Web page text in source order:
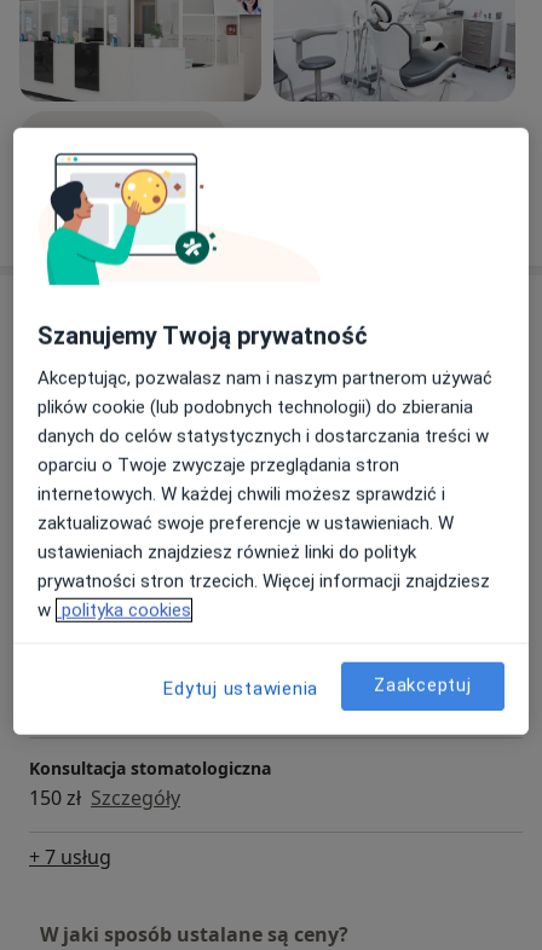
Konsultacja stomatologiczna
(pierwsza wizyta)
250 zł Szczegóły
Umów wizytę
Chirurgia stomatologiczna
Od 180 zł Szczegóły Umów wizytę
Stomatologia zachowawcza
Od 250 zł Szczegóły Umów wizytę
Szczegóły
Konsultacja stomatologiczna
150 zł Szczegóły
+ 7 usług
W jaki sposób ustalane są ceny?
Szanujemy Twoją prywatność
Akceptując, pozwalasz nam i naszym partnerom używać
plików cookie (lub podobnych technologii) do zbierania
danych do celów statystycznych i dostarczania treści w
oparciu o Twoje zwyczaje przeglądania stron
internetowych. W każdej chwili możesz sprawdzić i
zaktualizować swoje preferencje w ustawieniach. W
ustawieniach znajdziesz również linki do polityk
prywatności stron trzecich. Więcej informacji znajdziesz
w polityka cookies
Edytuj ustawienia Zaakceptuj